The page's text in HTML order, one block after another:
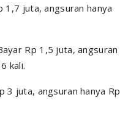
1,7 juta, angsuran hanya
Rp 1,5 juta, angsuran
kali.
3 juta, angsuran hanya Rp